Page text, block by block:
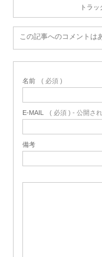
トラ
この記事へのコメントは
名前 ( 必須 )
E-MAIL ( 必須 ) - 公開さ
備考